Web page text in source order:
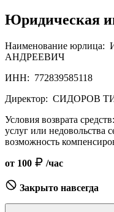
Юридическая
Наименование юрлица:
АНДРЕЕВИЧ
ИНН: 772839585118
Директор: СИДОРОВ
Условия возврата средств:
услуг или недовольства
возможность
от 100 /час
Закрыто навсегда